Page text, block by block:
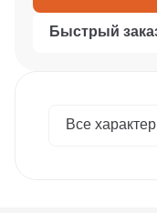
Быстрый
Все